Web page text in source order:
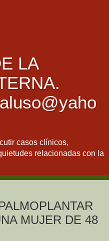
LA
casos clínicos,
relacionadas con la
MUJER DE 48